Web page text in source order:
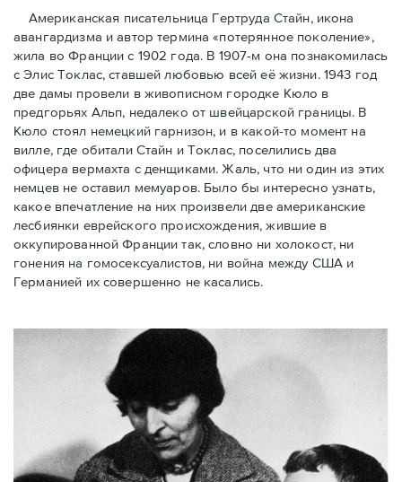
Американская писательница Гертруда Стайн, икона
авангардизма и автор термина «потерянное поколение»,
жила во Франции с 1902 года. В 1907-м она познакомилась
с Элис Токлас, ставшей любовью всей её жизни. 1943 год
две дамы провели в живописном городке Кюло в
предгорьях Альп, недалеко от швейцарской границы. В
Кюло стоял немецкий гарнизон, и в какой-то момент на
вилле, где обитали Стайн и Токлас, поселились два
офицера вермахта с денщиками. Жаль, что ни один из этих
немцев не оставил мемуаров. Было бы интересно узнать,
какое впечатление на них произвели две американские
лесбиянки еврейского происхождения, жившие в
оккупированной Франции так, словно ни холокост, ни
гонения на гомосексуалистов, ни война между США и
Германией их совершенно не касались.